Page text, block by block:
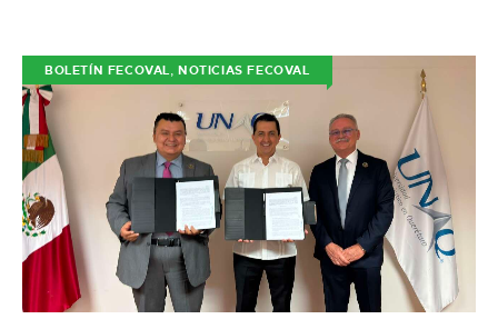
BOLETÍN FECOVAL, NOTICIAS FECOVAL